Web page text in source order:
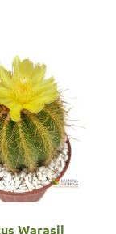
Warasii